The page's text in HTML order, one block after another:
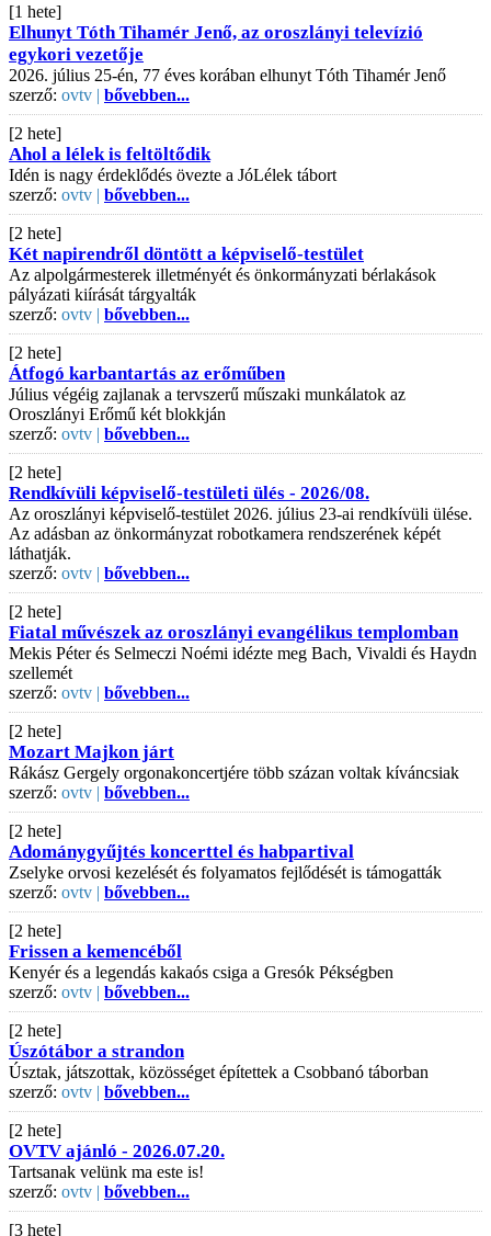
[1 hete]
Elhunyt Tóth Tihamér Jenő, az oroszlányi televízió
egykori vezetője
2026. július 25-én, 77 éves korában elhunyt Tóth Tihamér Jenő
szerző: ovtv | bővebben...
[2 hete]
Ahol a lélek is feltöltődik
Idén is nagy érdeklődés övezte a JóLélek tábort
szerző: ovtv | bővebben...
[2 hete]
Két napirendről döntött a képviselő-testület
Az alpolgármesterek illetményét és önkormányzati bérlakások
pályázati kiírását tárgyalták
szerző: ovtv | bővebben...
[2 hete]
Átfogó karbantartás az erőműben
Július végéig zajlanak a tervszerű műszaki munkálatok az
Oroszlányi Erőmű két blokkján
szerző: ovtv | bővebben...
[2 hete]
Rendkívüli képviselő-testületi ülés - 2026/08.
Az oroszlányi képviselő-testület 2026. július 23-ai rendkívüli ülése.
Az adásban az önkormányzat robotkamera rendszerének képét
láthatják.
szerző: ovtv | bővebben...
[2 hete]
Fiatal művészek az oroszlányi evangélikus templomban
Mekis Péter és Selmeczi Noémi idézte meg Bach, Vivaldi és Haydn
szellemét
szerző: ovtv | bővebben...
[2 hete]
Mozart Majkon járt
Rákász Gergely orgonakoncertjére több százan voltak kíváncsiak
szerző: ovtv | bővebben...
[2 hete]
Adománygyűjtés koncerttel és habpartival
Zselyke orvosi kezelését és folyamatos fejlődését is támogatták
szerző: ovtv | bővebben...
[2 hete]
Frissen a kemencéből
Kenyér és a legendás kakaós csiga a Gresók Pékségben
szerző: ovtv | bővebben...
[2 hete]
Úszótábor a strandon
Úsztak, játszottak, közösséget építettek a Csobbanó táborban
szerző: ovtv | bővebben...
[2 hete]
OVTV ajánló - 2026.07.20.
Tartsanak velünk ma este is!
szerző: ovtv | bővebben...
[3 hete]